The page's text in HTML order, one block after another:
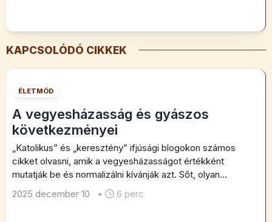
KAPCSOLÓDÓ CIKKEK
ÉLETMÓD
A vegyesházasság és gyászos
következményei
„Katolikus” és „keresztény” ifjúsági blogokon számos
cikket olvasni, amik a vegyesházasságot értékként
mutatják be és normalizálni kívánják azt. Sőt, olyan...
2025 december 10
• 6 perc